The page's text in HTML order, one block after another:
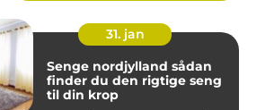
31. jan
Senge nordjylland sådan
finder du den rigtige seng
til din krop